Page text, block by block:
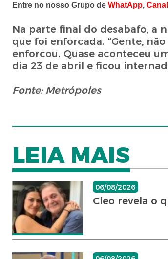
Entre no nosso Grupo de WhatApp, Canal
Na parte final do desabafo, a
que foi enforcada. “Gente,
enforcou. Quase aconteceu
dia 23 de abril e ficou
Fonte: Metrópoles
LEIA MAIS
06/08/2026
Cleo revela o